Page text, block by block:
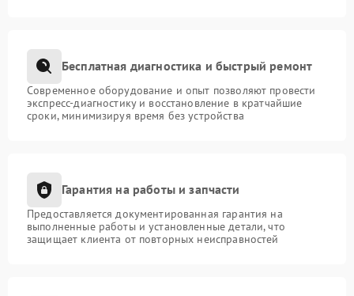
Бесплатная диагностика и быстрый ремонт
Современное оборудование и опыт позволяют провести
экспресс-диагностику и восстановление в кратчайшие
сроки, минимизируя время без устройства
Гарантия на работы и запчасти
Предоставляется документированная гарантия на
выполненные работы и установленные детали, что
защищает клиента от повторных неисправностей